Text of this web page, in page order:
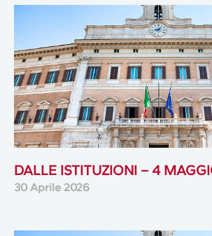
DALLE ISTITUZIONI – 4
30 Aprile 2026